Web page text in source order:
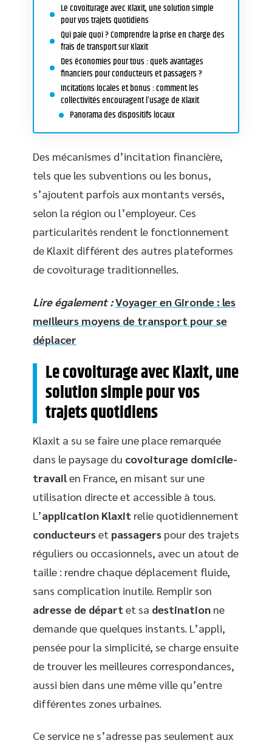
Le covoiturage avec Klaxit, une solution simple
pour vos trajets quotidiens
Qui paie quoi ? Comprendre la prise en charge des
frais de transport sur Klaxit
Des économies pour tous : quels avantages
financiers pour conducteurs et passagers ?
Incitations locales et bonus : comment les
collectivités encouragent l’usage de Klaxit
Panorama des dispositifs locaux
Des mécanismes d’incitation financière,
tels que les subventions ou les bonus,
s’ajoutent parfois aux montants versés,
selon la région ou l’employeur. Ces
particularités rendent le fonctionnement
de Klaxit différent des autres plateformes
de covoiturage traditionnelles.
Lire également :Voyager en Gironde : les
meilleurs moyens de transport pour se
déplacer
Le covoiturage avec Klaxit, une
solution simple pour vos
trajets quotidiens
Klaxit a su se faire une place remarquée
dans le paysage du covoiturage domicile-
travail en France, en misant sur une
utilisation directe et accessible à tous.
L’application Klaxit relie quotidiennement
conducteurset passagers pour des trajets
réguliers ou occasionnels, avec un atout de
taille : rendre chaque déplacement fluide,
sans complication inutile. Remplir son
adresse de départ et sa destination ne
demande que quelques instants. L’appli,
pensée pour la simplicité, se charge ensuite
de trouver les meilleures correspondances,
aussi bien dans une même ville qu’entre
différentes zones urbaines.
Ce service ne s’adresse pas seulement aux